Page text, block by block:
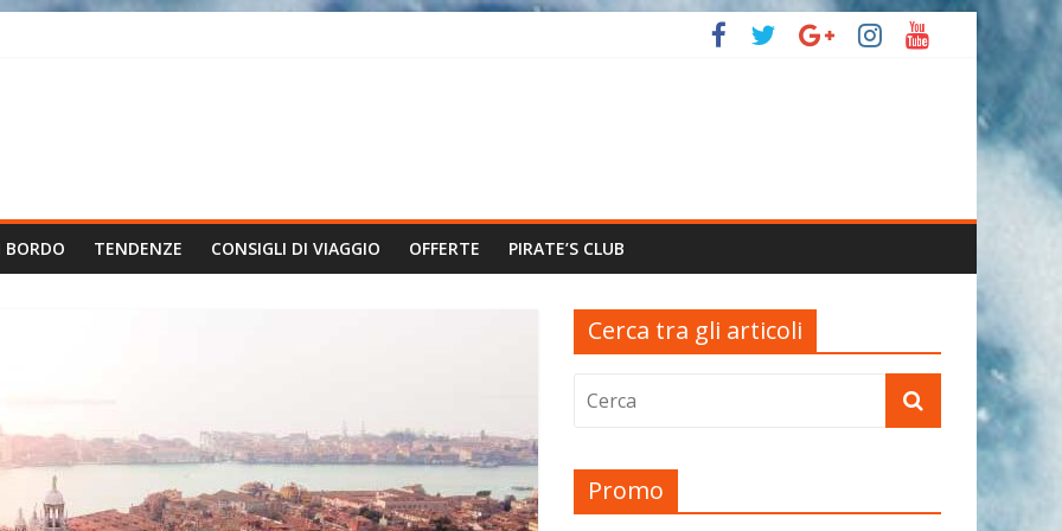
TENDENZE CONSIGLI DI VIAGGIO OFFERTE PIRATE’S CLUB
Cerca tra gli articoli
Promo